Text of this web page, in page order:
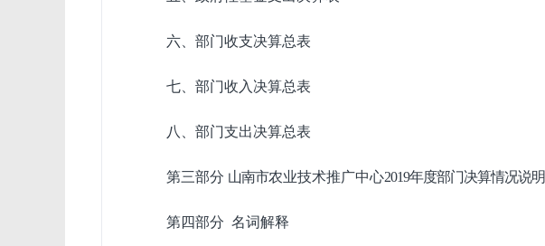
六、部门收支决算总表
七、部门收入决算总表
八、部门支出决算总表
第三部分 山南市农业技术推广中心2019年度部门决算情况说明
第四部分 名词解释